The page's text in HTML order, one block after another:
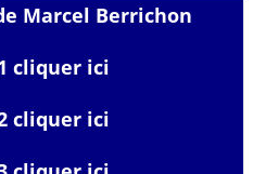
Marcel Berrichon
cliquer ici
cliquer ici